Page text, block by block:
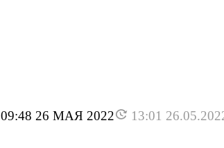
09:48 26 МАЯ 2022 13:01